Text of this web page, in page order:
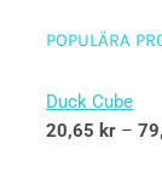
POPULÄRA
Duck Cube
20,65 kr –